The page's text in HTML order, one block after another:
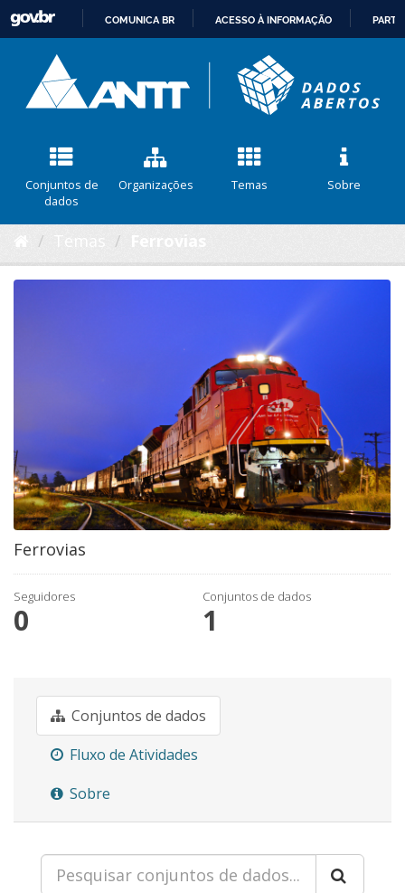
CONTEÚDO
COMUNICA BR ACESSO À INFORMAÇÃO
Conjuntos de
dados
Organizações Temas Sobre
Ferrovias
Seguidores
0
Conjuntos de dados
1
Conjuntos de dados
Fluxo de Atividades
Sobre